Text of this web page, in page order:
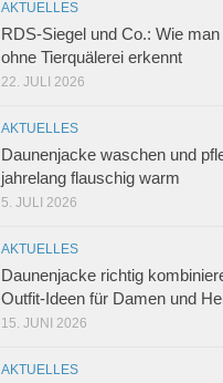
AKTUELLES
RDS-Siegel und Co.: Wie
ohne Tierquälerei erkennt
22. JULI 2026
AKTUELLES
Daunenjacke waschen und
jahrelang flauschig warm
5. JULI 2026
AKTUELLES
Daunenjacke richtig
Outfit-Ideen für Damen und
15. JUNI 2026
AKTUELLES